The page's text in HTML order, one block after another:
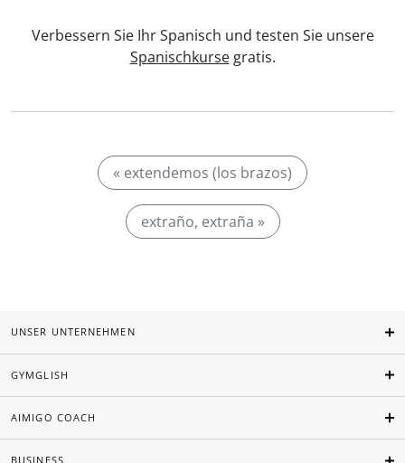
Verbessern Sie Ihr Spanisch und testen Sie unsere
Spanischkursegratis.
« extendemos (los brazos)
extraño, extraña »
UNSER UNTERNEHMEN
GYMGLISH
AIMIGO COACH
BUSINESS